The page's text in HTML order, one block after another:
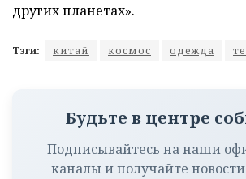
других планетах».
Тэги: китай космос одежда
Будьте в центре
Подписывайтесь на наши
каналы и получайте